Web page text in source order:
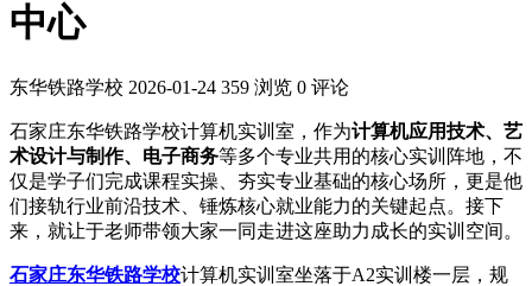
中心
东华铁路学校 2026-01-24 359 浏览 0 评论
石家庄东华铁路学校计算机实训室，作为计算机应用技术、艺
术设计与制作、电子商务等多个专业共用的核心实训阵地，不
仅是学子们完成课程实操、夯实专业基础的核心场所，更是他
们接轨行业前沿技术、锤炼核心就业能力的关键起点。接下
来，就让于老师带领大家一同走进这座助力成长的实训空间。
石家庄东华铁路学校计算机实训室坐落于A2实训楼一层，规